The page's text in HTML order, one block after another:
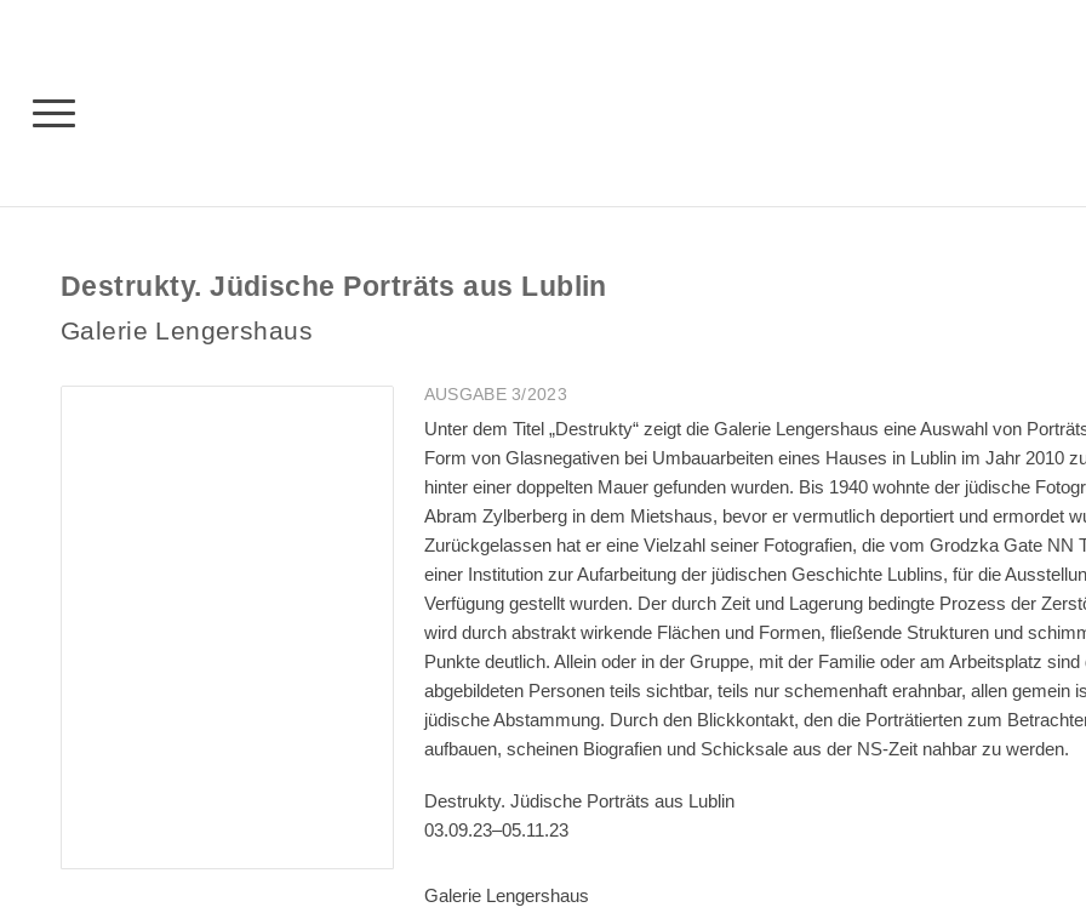
Destrukty. Jüdische Porträts aus Lublin
Galerie Lengershaus
AUSGABE 3/2023
Unter dem Titel „Destrukty“ zeigt die Galerie Lengershaus eine Auswahl von
Form von Glasnegativen bei Umbauarbeiten eines Hauses in Lublin im Jahr 2010
hinter einer doppelten Mauer gefunden wurden. Bis 1940 wohnte der jüdische
Abram Zylberberg in dem Mietshaus, bevor er vermutlich deportiert und ermordet
Zurückgelassen hat er eine Vielzahl seiner Fotografien, die vom Grodzka Gate NN
einer Institution zur Aufarbeitung der jüdischen Geschichte Lublins, für die
Verfügung gestellt wurden. Der durch Zeit und Lagerung bedingte Prozess der
wird durch abstrakt wirkende Flächen und Formen, fließende Strukturen und
Punkte deutlich. Allein oder in der Gruppe, mit der Familie oder am Arbeitsplatz sind
abgebildeten Personen teils sichtbar, teils nur schemenhaft erahnbar, allen gemein
jüdische Abstammung. Durch den Blickkontakt, den die Porträtierten zum
aufbauen, scheinen Biografien und Schicksale aus der NS-Zeit nahbar zu werden.
Destrukty. Jüdische Porträts aus Lublin
03.09.23–05.11.23
Galerie Lengershaus